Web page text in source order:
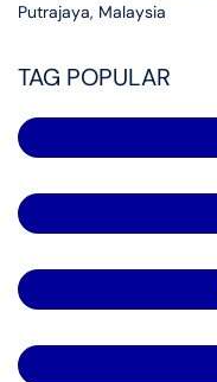
Putrajaya, Malaysia
TAG POPULAR